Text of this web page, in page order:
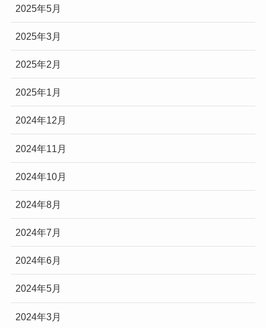
2025年5月
2025年3月
2025年2月
2025年1月
2024年12月
2024年11月
2024年10月
2024年8月
2024年7月
2024年6月
2024年5月
2024年3月